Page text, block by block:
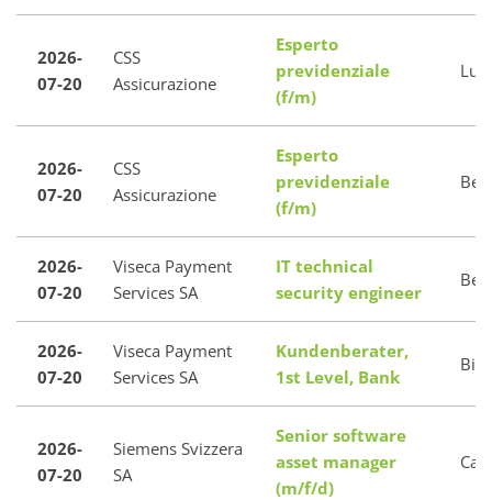
2026-
07-20
CSS
Assicurazione
Esperto
previdenziale
(f/m)
2026-
07-20
CSS
Assicurazione
Esperto
previdenziale
(f/m)
2026-
07-20
Viseca Payment
Services SA
IT technical
security engineer
2026-
07-20
Viseca Payment
Services SA
Kundenberater,
1st Level, Bank
2026-
07-20
Siemens Svizzera
SA
Senior software
asset manager
(m/f/d)